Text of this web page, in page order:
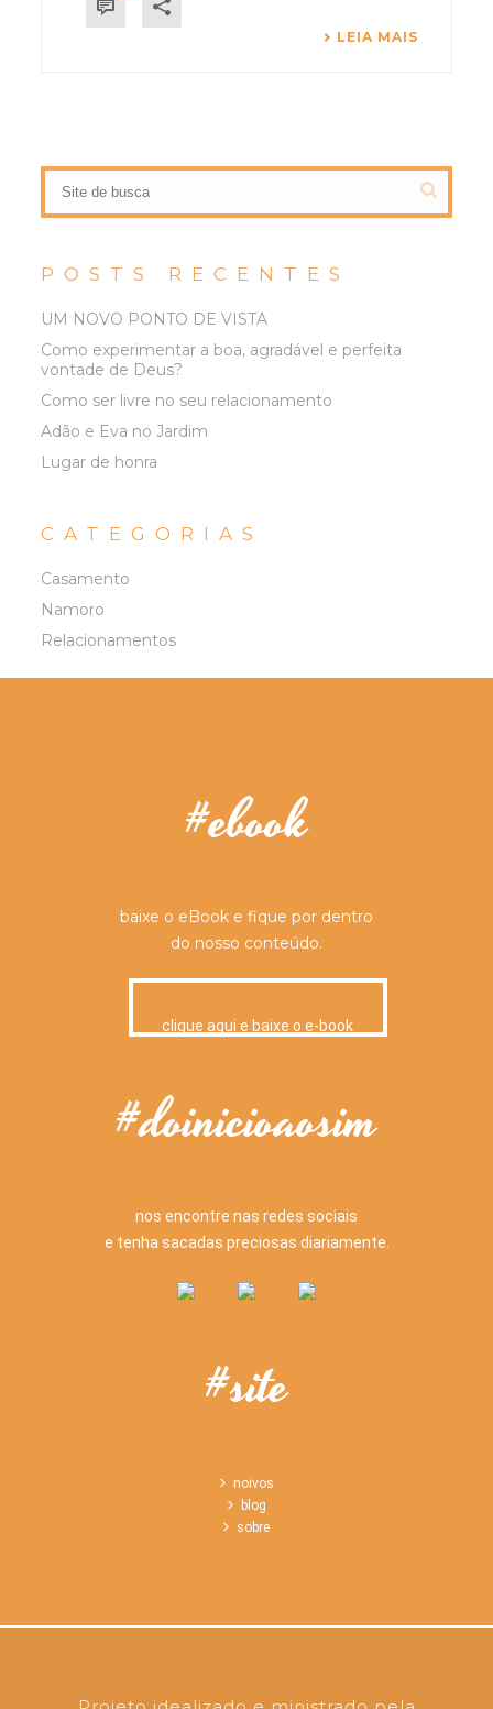
LEIA MAIS
POSTS RECENTES
UM NOVO PONTO DE VISTA
Como experimentar a boa, agradável e perfeita
vontade de Deus?
Como ser livre no seu relacionamento
Adão e Eva no Jardim
Lugar de honra
CATEGORIAS
Casamento
Namoro
Relacionamentos
#ebook
baixe o eBook e fique por dentro
do nosso conteúdo.
clique aqui e baixe o e-book
#doinicioaosim
nos encontre nas redes sociais
e tenha sacadas preciosas diariamente.
#site
noivos
blog
sobre